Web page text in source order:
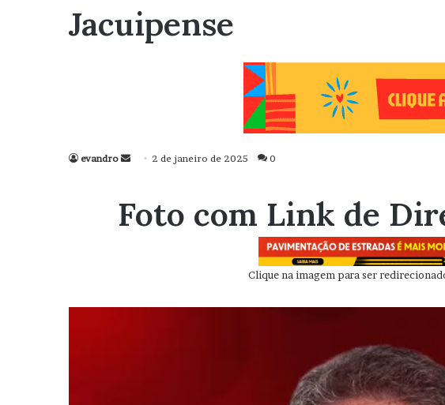
Jacuipense
evandro
Mande
mail
2 de janeiro de 2025 0
Foto com Link de
Clique na imagem para ser